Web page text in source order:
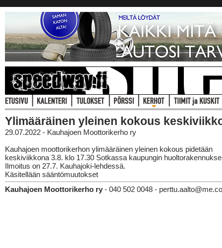
Ylimääräinen yleinen kokous
29.07.2022 - Kauhajoen Moottorikerho ry
Kauhajoen moottorikerhon ylimääräinen yleinen kokous pidetään
keskiviikkona 3.8. klo 17.30 Sotkassa kaupungin
Ilmoitus on 27.7. Kauhajoki-lehdessä.
Käsitellään sääntömuutokset
Kauhajoen Moottorikerho ry - 040 502 0048 -